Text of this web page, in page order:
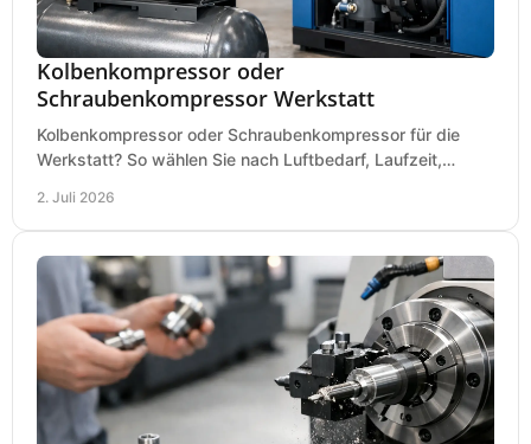
Kolbenkompressor oder
Schraubenkompressor Werkstatt
Kolbenkompressor oder Schraubenkompressor für die
Werkstatt? So wählen Sie nach Luftbedarf, Laufzeit,
2. Juli 2026